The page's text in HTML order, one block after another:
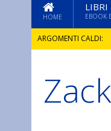
HOME
LIBRI
EBOOK
ARGOMENTI CALDI:
GLI ANNI DI PIETRA